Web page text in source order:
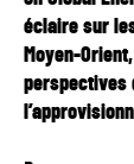
éclaire sur
Moyen-
perspectives